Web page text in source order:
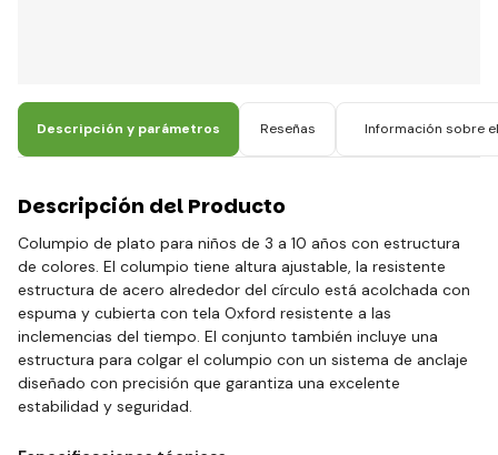
Descripción y parámetros Reseñas Información sobre
Descripción del Producto
Columpio de plato para niños de 3 a 10 años con estructura
de colores. El columpio tiene altura ajustable, la resistente
estructura de acero alrededor del círculo está acolchada con
espuma y cubierta con tela Oxford resistente a las
inclemencias del tiempo. El conjunto también incluye una
estructura para colgar el columpio con un sistema de anclaje
diseñado con precisión que garantiza una excelente
estabilidad y seguridad.